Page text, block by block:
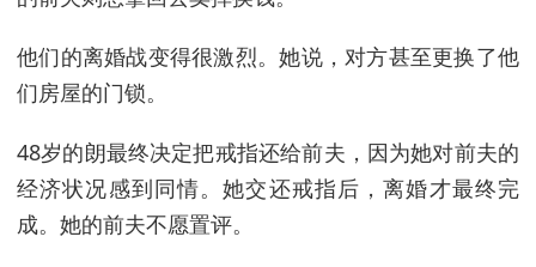
他们的离婚战变得很激烈。她说，对方甚至更换了他
们房屋的门锁。
48岁的朗最终决定把戒指还给前夫，因为她对前夫的
经济状况感到同情。她交还戒指后，离婚才最终完
成。她的前夫不愿置评。